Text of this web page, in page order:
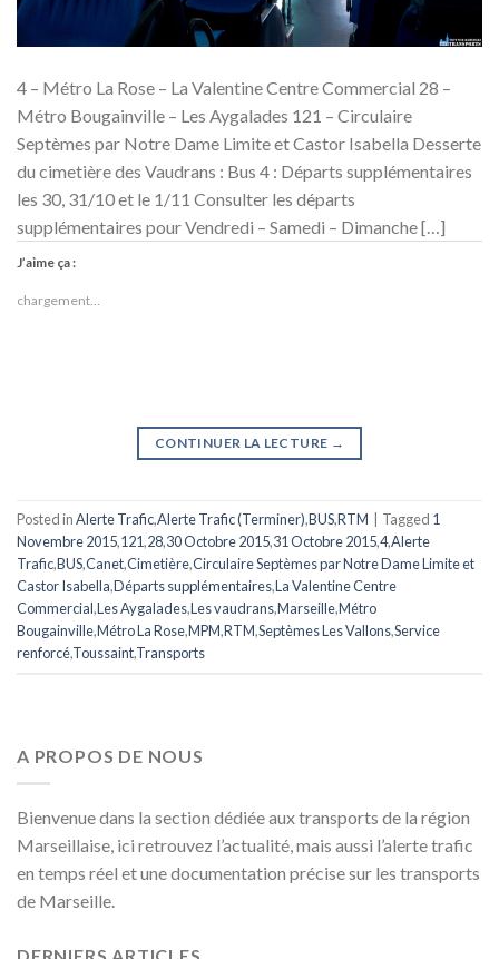
4 – Métro La Rose – La Valentine Centre Commercial 28 –
Métro Bougainville – Les Aygalades 121 – Circulaire
Septèmes par Notre Dame Limite et Castor Isabella Desserte
du cimetière des Vaudrans : Bus 4 : Départs supplémentaires
les 30, 31/10 et le 1/11 Consulter les départs
supplémentaires pour Vendredi – Samedi – Dimanche […]
J’aime ça :
chargement…
CONTINUER LA LECTURE →
Posted inAlerte Trafic,Alerte Trafic (Terminer),BUS,RTM Tagged 1
Novembre 2015,121,28,30 Octobre 2015,31 Octobre 2015,4,Alerte
Trafic,BUS,Canet,Cimetière,Circulaire Septèmes par Notre Dame Limite et
Castor Isabella,Départs supplémentaires,La Valentine Centre
Commercial,Les Aygalades,Les vaudrans,Marseille,Métro
Bougainville,Métro La Rose,MPM,RTM,Septèmes Les Vallons,Service
renforcé,Toussaint,Transports
A PROPOS DE NOUS
Bienvenue dans la section dédiée aux transports de la région
Marseillaise, ici retrouvez l’actualité, mais aussi l’alerte trafic
en temps réel et une documentation précise sur les transports
de Marseille.